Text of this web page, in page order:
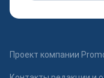
Проект компании